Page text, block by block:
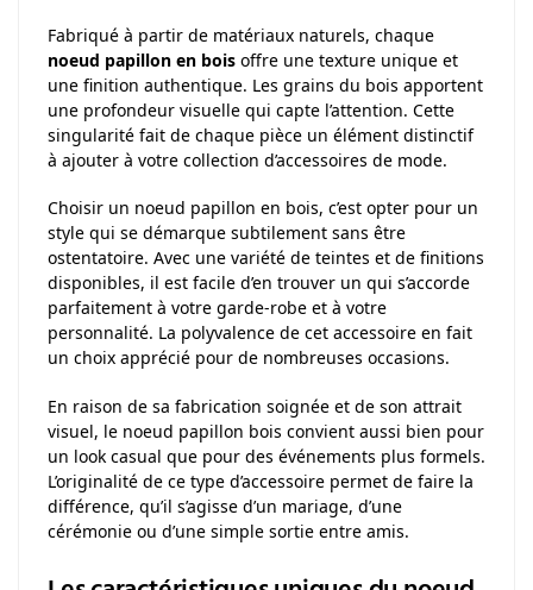
Fabriqué à partir de matériaux naturels, chaque
noeud papillon en bois offre une texture unique et
une finition authentique. Les grains du bois apportent
une profondeur visuelle qui capte l’attention. Cette
singularité fait de chaque pièce un élément distinctif
à ajouter à votre collection d’accessoires de mode.
Choisir un noeud papillon en bois, c’est opter pour un
style qui se démarque subtilement sans être
ostentatoire. Avec une variété de teintes et de finitions
disponibles, il est facile d’en trouver un qui s’accorde
parfaitement à votre garde-robe et à votre
personnalité. La polyvalence de cet accessoire en fait
un choix apprécié pour de nombreuses occasions.
En raison de sa fabrication soignée et de son attrait
visuel, le noeud papillon bois convient aussi bien pour
un look casual que pour des événements plus formels.
L’originalité de ce type d’accessoire permet de faire la
différence, qu’il s’agisse d’un mariage, d’une
cérémonie ou d’une simple sortie entre amis.